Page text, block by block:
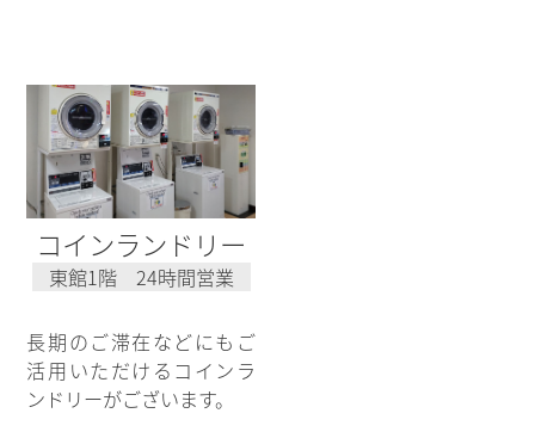
コインランドリー
東館1階 24時間営業
長期のご滞在などにもご
活用いただけるコインラ
ンドリーがございます。